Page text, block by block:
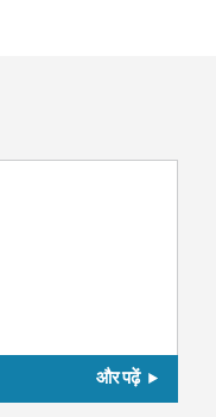
और पढ़ें